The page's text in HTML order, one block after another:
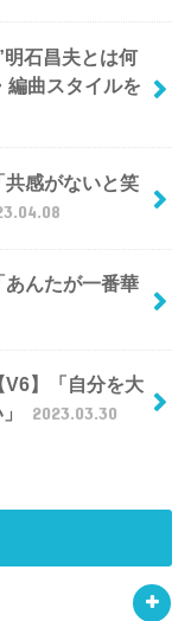
明石昌夫とは何
編曲スタイルを
感がないと笑
んたが一番華
V6】「自分を大
2023.03.30